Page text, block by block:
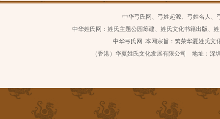
中华弓氏网、弓姓起源、弓姓名人、
中华姓氏网：姓氏主题公园筹建、姓氏文化书籍出版、
中华弓氏网 本网宗旨：繁荣华夏姓氏文
（香港）华夏姓氏文化发展有限公司 地址：